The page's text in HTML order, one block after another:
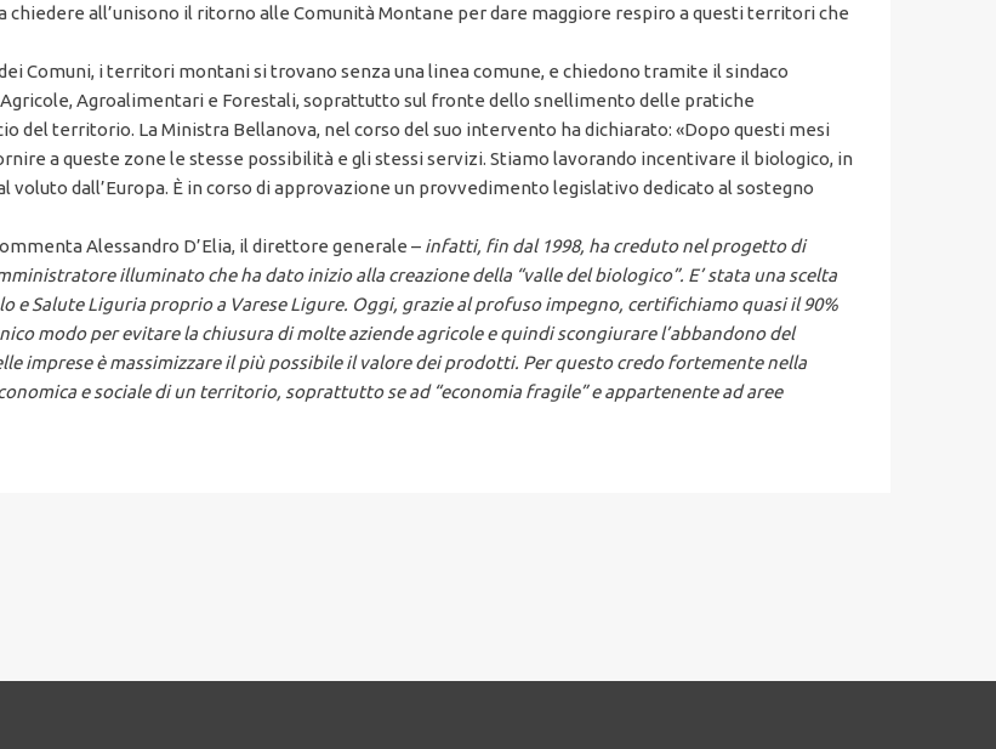
chiedere all’unisono il ritorno alle Comunità Montane per dare maggiore respiro a questi territori che
Comuni, i territori montani si trovano senza una linea comune, e chiedono tramite il sindaco
Agroalimentari e Forestali, soprattutto sul fronte dello snellimento delle pratiche
del territorio. La Ministra Bellanova, nel corso del suo intervento ha dichiarato: «Dopo questi mesi
a queste zone le stesse possibilità e gli stessi servizi. Stiamo lavorando incentivare il biologico, in
voluto dall’Europa. È in corso di approvazione un provvedimento legislativo dedicato al sostegno
Alessandro D’Elia, il direttore generale – infatti, fin dal 1998, ha creduto nel progetto di
illuminato che ha dato inizio alla creazione della “valle del biologico”. E’ stata una scelta
e Salute Liguria proprio a Varese Ligure. Oggi, grazie al profuso impegno, certifichiamo quasi il 90%
modo per evitare la chiusura di molte aziende agricole e quindi scongiurare l’abbandono del
imprese è massimizzare il più possibile il valore dei prodotti. Per questo credo fortemente nella
e sociale di un territorio, soprattutto se ad “economia fragile” e appartenente ad aree